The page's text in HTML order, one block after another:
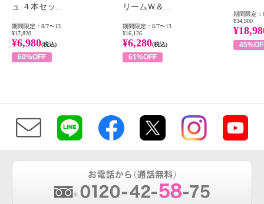
ュ ４本セッ...
期間限定：8/7〜13
¥17,820
¥6,980(税込)
60%OFF
リームＷ＆...
期間限定：8/7〜13
¥16,126
¥6,280(税込)
61%OFF
期間限定：
¥34,800